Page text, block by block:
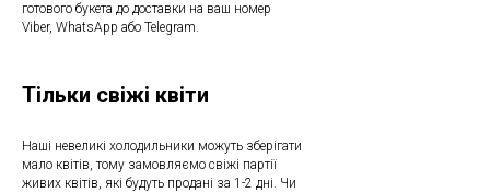
готового букета до доставки на ваш номер
Viber, WhatsApp або Telegram.
Тільки свіжі квіти
Наші невеликі холодильники можуть зберігати
мало квітів, тому замовляємо свіжі партії
живих квітів, які будуть продані за 1-2 дні. Чи